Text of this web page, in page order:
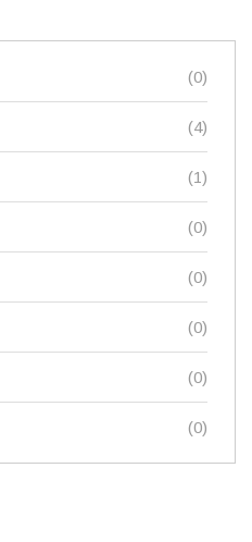
(0)
(4)
(1)
(0)
(0)
(0)
(0)
(0)